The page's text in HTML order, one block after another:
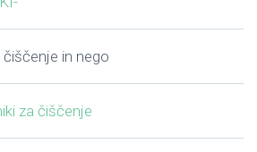
in nego
za čiščenje